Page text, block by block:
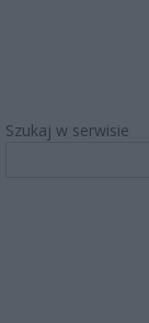
Szukaj w serwisie